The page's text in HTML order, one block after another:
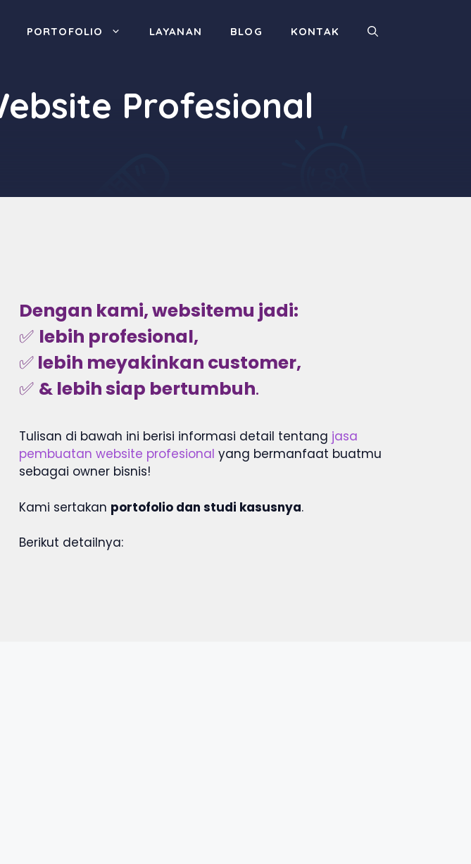
PORTOFOLIO LAYANAN BLOG KONTAK
Profesional
Dengan kami, websitemu jadi:
✅ lebih profesional,
✅ lebih meyakinkan customer,
✅ & lebih siap bertumbuh.
Tulisan di bawah ini berisi informasi detail tentang jasa
pembuatan website profesional yang bermanfaat buatmu
sebagai owner bisnis!
Kami sertakan portofolio dan studi kasusnya.
Berikut detailnya: